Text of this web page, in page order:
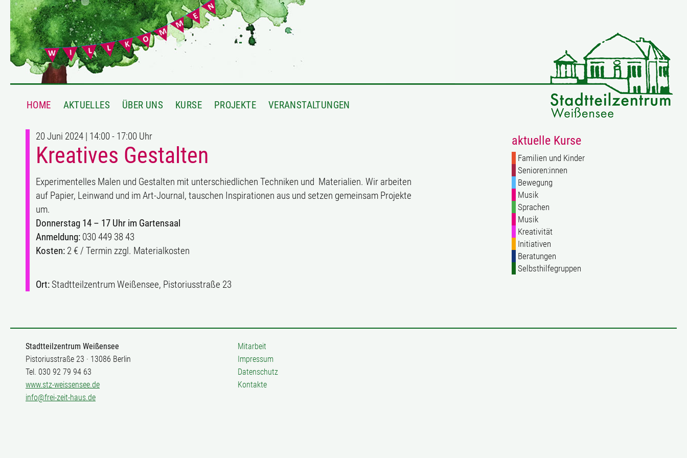
HOME AKTUELLES ÜBER UNS KURSE PROJEKTE VERANSTALTUNGEN
20 Juni 2024 | 14:00 - 17:00 Uhr
Kreatives Gestalten
Experimentelles Malen und Gestalten mit unterschiedlichen Techniken und Materialien. Wir arbeiten
auf Papier, Leinwand und im Art-Journal, tauschen Inspirationen aus und setzen gemeinsam Projekte
um.
Donnerstag 14 – 17 Uhr im Gartensaal
Anmeldung: 030 449 38 43
Kosten: 2 € / Termin zzgl. Materialkosten
Ort: Stadtteilzentrum Weißensee, Pistoriusstraße 23
aktuelle Kurse
Familien und Kinder
Senioren:innen
Bewegung
Musik
Sprachen
Musik
Kreativität
Initiativen
Beratungen
Selbsthilfegruppen
Stadtteilzentrum Weißensee
Pistoriusstraße 23 · 13086 Berlin
Tel. 030 92 79 94 63
www.stz-weissensee.de
info@frei-zeit-haus.de
Mitarbeit
Impressum
Datenschutz
Kontakte